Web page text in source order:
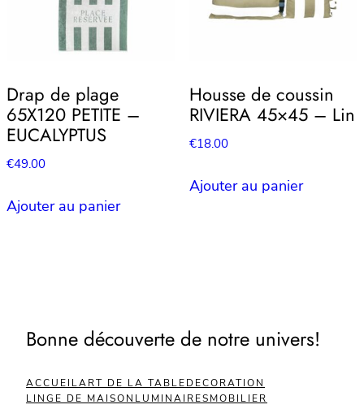
Drap de plage
65X120 PETITE –
EUCALYPTUS
€49.00
Ajouter au panier
Housse de coussin
RIVIERA 45×45 – Lin
€18.00
Ajouter au panier
Bonne découverte de notre univers!
ACCUEILART DE LA TABLEDECORATION
LINGE DE MAISON LUMINAIRESMOBILIER